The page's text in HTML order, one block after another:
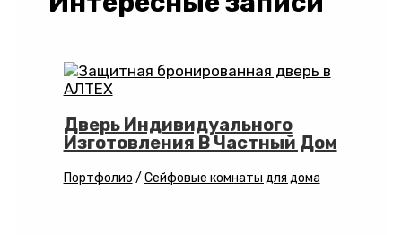
Дверь Индивидуального
Изготовления В Частный Дом
Портфолио / Сейфовые комнаты для дома